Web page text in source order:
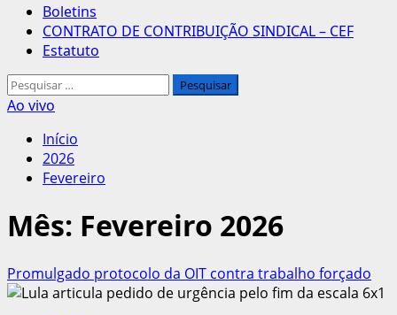
Menu
principal
Boletins
CONTRATO DE CONTRIBUIÇÃO SINDICAL – CEF
Estatuto
Pesquisar
por:
Ao vivo
Início
2026
Fevereiro
Mês: Fevereiro 2026
Promulgado protocolo da OIT contra trabalho forçado